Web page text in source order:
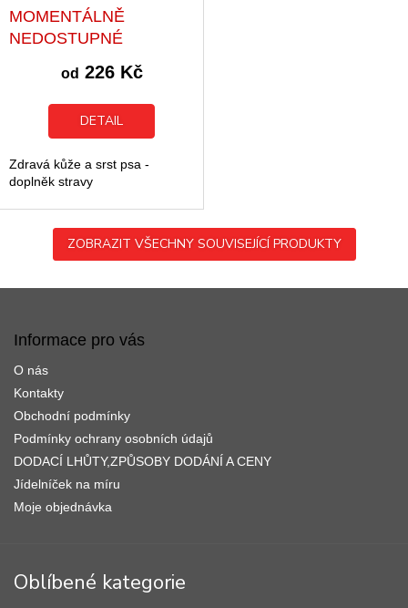
Průměrné
hodnocení
produktu
5,0
5
hvězdiček.
MOMENTÁLNĚ
NEDOSTUPNÉ
od 226 Kč
DETAIL
Zdravá kůže a srst psa -
doplněk stravy
ZOBRAZIT VŠECHNY SOUVISEJÍCÍ PRODUKTY
Informace pro vás
O nás
Kontakty
Obchodní podmínky
Podmínky ochrany osobních údajů
DODACÍ LHŮTY,ZPŮSOBY DODÁNÍ A CENY
Jídelníček na míru
Moje objednávka
Oblíbené kategorie